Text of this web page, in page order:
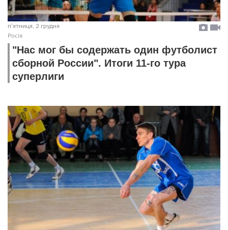
пʼятниця, 2 грудня
Росія
"Нас мог бы содержать один футболист
сборной России". Итоги 11-го тура
суперлиги